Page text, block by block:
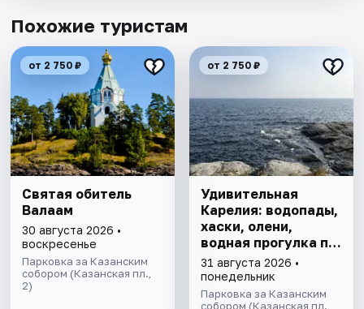
Похожие туристам
от 2 750 ₽
Святая обитель
Валаам
30 августа 2026 •
воскресенье
Парковка за Казанским
собором (Казанская пл.,
2)
от 2 750 ₽
Удивительная
Карелия: водопады,
хаски, олени,
водная прогулка по
Ладожским шхерам
на ладье,
посещение рыбной
31 августа 2026 •
понедельник
Парковка за Казанским
собором (Казанская пл.,